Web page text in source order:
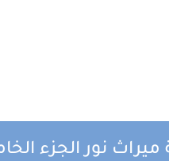
ميراث نور الجزء